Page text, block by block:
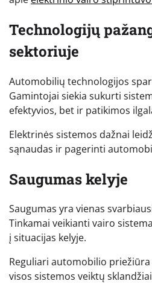
Technologijų
sektoriuje
Automobilių technologijos
Gamintojai siekia sukurti
efektyvios, bet ir patikimos
Elektrinės sistemos dažnai
sąnaudas ir pagerinti
Saugumas kelyje
Saugumas yra vienas
Tinkamai veikianti vairo
į situacijas kelyje.
Reguliari automobilio
visos sistemos veiktų